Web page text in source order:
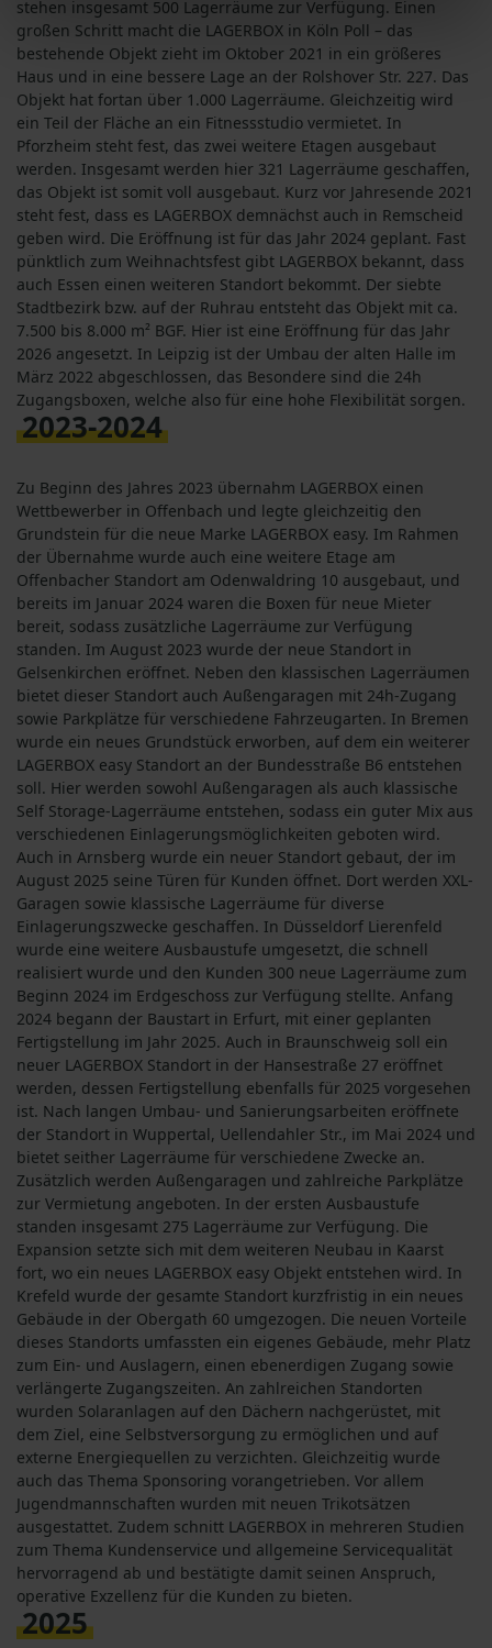
stehen insgesamt 500 Lagerräume zur Verfügung. Einen
großen Schritt macht die LAGERBOX in Köln Poll – das
bestehende Objekt zieht im Oktober 2021 in ein größeres
Haus und in eine bessere Lage an der Rolshover Str. 227. Das
Objekt hat fortan über 1.000 Lagerräume. Gleichzeitig wird
ein Teil der Fläche an ein Fitnessstudio vermietet. In
Pforzheim steht fest, das zwei weitere Etagen ausgebaut
werden. Insgesamt werden hier 321 Lagerräume geschaffen,
das Objekt ist somit voll ausgebaut. Kurz vor Jahresende 2021
steht fest, dass es LAGERBOX demnächst auch in Remscheid
geben wird. Die Eröffnung ist für das Jahr 2024 geplant. Fast
pünktlich zum Weihnachtsfest gibt LAGERBOX bekannt, dass
auch Essen einen weiteren Standort bekommt. Der siebte
Stadtbezirk bzw. auf der Ruhrau entsteht das Objekt mit ca.
7.500 bis 8.000 m² BGF. Hier ist eine Eröffnung für das Jahr
2026 angesetzt. In Leipzig ist der Umbau der alten Halle im
März 2022 abgeschlossen, das Besondere sind die 24h
Zugangsboxen, welche also für eine hohe Flexibilität sorgen.
2023-2024
Zu Beginn des Jahres 2023 übernahm LAGERBOX einen
Wettbewerber in Offenbach und legte gleichzeitig den
Grundstein für die neue Marke LAGERBOX easy. Im Rahmen
der Übernahme wurde auch eine weitere Etage am
Offenbacher Standort am Odenwaldring 10 ausgebaut, und
bereits im Januar 2024 waren die Boxen für neue Mieter
bereit, sodass zusätzliche Lagerräume zur Verfügung
standen. Im August 2023 wurde der neue Standort in
Gelsenkirchen eröffnet. Neben den klassischen Lagerräumen
bietet dieser Standort auch Außengaragen mit 24h-Zugang
sowie Parkplätze für verschiedene Fahrzeugarten. In Bremen
wurde ein neues Grundstück erworben, auf dem ein weiterer
LAGERBOX easy Standort an der Bundesstraße B6 entstehen
soll. Hier werden sowohl Außengaragen als auch klassische
Self Storage-Lagerräume entstehen, sodass ein guter Mix aus
verschiedenen Einlagerungsmöglichkeiten geboten wird.
Auch in Arnsberg wurde ein neuer Standort gebaut, der im
August 2025 seine Türen für Kunden öffnet. Dort werden XXL-
Garagen sowie klassische Lagerräume für diverse
Einlagerungszwecke geschaffen. In Düsseldorf Lierenfeld
wurde eine weitere Ausbaustufe umgesetzt, die schnell
realisiert wurde und den Kunden 300 neue Lagerräume zum
Beginn 2024 im Erdgeschoss zur Verfügung stellte. Anfang
2024 begann der Baustart in Erfurt, mit einer geplanten
Fertigstellung im Jahr 2025. Auch in Braunschweig soll ein
neuer LAGERBOX Standort in der Hansestraße 27 eröffnet
werden, dessen Fertigstellung ebenfalls für 2025 vorgesehen
ist. Nach langen Umbau- und Sanierungsarbeiten eröffnete
der Standort in Wuppertal, Uellendahler Str., im Mai 2024 und
bietet seither Lagerräume für verschiedene Zwecke an.
Zusätzlich werden Außengaragen und zahlreiche Parkplätze
zur Vermietung angeboten. In der ersten Ausbaustufe
standen insgesamt 275 Lagerräume zur Verfügung. Die
Expansion setzte sich mit dem weiteren Neubau in Kaarst
fort, wo ein neues LAGERBOX easy Objekt entstehen wird. In
Krefeld wurde der gesamte Standort kurzfristig in ein neues
Gebäude in der Obergath 60 umgezogen. Die neuen Vorteile
dieses Standorts umfassten ein eigenes Gebäude, mehr Platz
zum Ein- und Auslagern, einen ebenerdigen Zugang sowie
verlängerte Zugangszeiten. An zahlreichen Standorten
wurden Solaranlagen auf den Dächern nachgerüstet, mit
dem Ziel, eine Selbstversorgung zu ermöglichen und auf
externe Energiequellen zu verzichten. Gleichzeitig wurde
auch das Thema Sponsoring vorangetrieben. Vor allem
Jugendmannschaften wurden mit neuen Trikotsätzen
ausgestattet. Zudem schnitt LAGERBOX in mehreren Studien
zum Thema Kundenservice und allgemeine Servicequalität
hervorragend ab und bestätigte damit seinen Anspruch,
operative Exzellenz für die Kunden zu bieten.
2025